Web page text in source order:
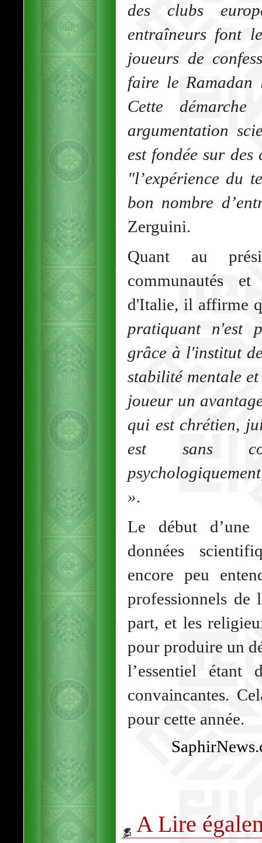
des clubs
entraîneurs font
joueurs de
faire le
Cette
argumentation
est fondée sur
"l’expérience du
bon nombre
Zerguini.
Quant au
communautés et
d'Italie, il affirme
pratiquant n'est
grâce à l'institut
stabilité mentale
joueur un
qui est chrétien,
est sans
».
Le début d’une
données
encore peu
professionnels de
part, et les
pour produire un
l’essentiel étant
convaincantes.
pour cette année.
A Lire